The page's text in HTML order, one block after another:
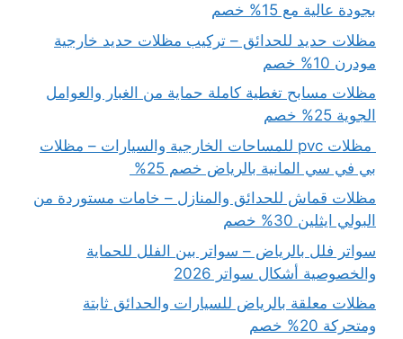
بجودة عالية مع 15% خصم
مظلات حديد للحدائق – تركيب مظلات حديد خارجية
مودرن 10% خصم
مظلات مسابح تغطية كاملة حماية من الغبار والعوامل
الجوية 25% خصم
مظلات pvc للمساحات الخارجية والسيارات – مظلات
بي في سي المانية بالرياض خصم 25%
مظلات قماش للحدائق والمنازل – خامات مستوردة من
البولي ايثلين 30% خصم
سواتر فلل بالرياض – سواتر بين الفلل للحماية
والخصوصية أشكال سواتر 2026
مظلات معلقة بالرياض للسيارات والحدائق ثابتة
ومتحركة 20% خصم